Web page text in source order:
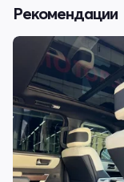
Рекомендации